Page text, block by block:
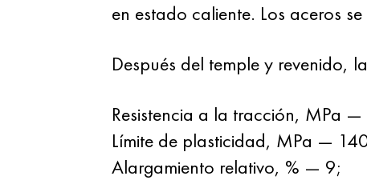
en estado caliente. Los aceros
Después del temple y revenido,
Resistencia a la tracción, MPa
Límite de plasticidad, MPa —
Alargamiento relativo, % — 9;